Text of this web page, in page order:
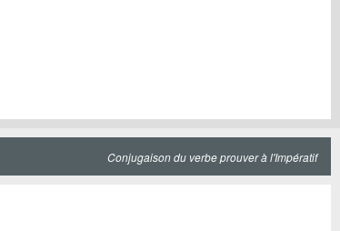
Conjugaison du verbe prouver à l'Impératif